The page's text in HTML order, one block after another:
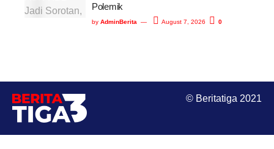
Polemik
by AdminBerita August 7, 2026 0
© Beritatiga 2021